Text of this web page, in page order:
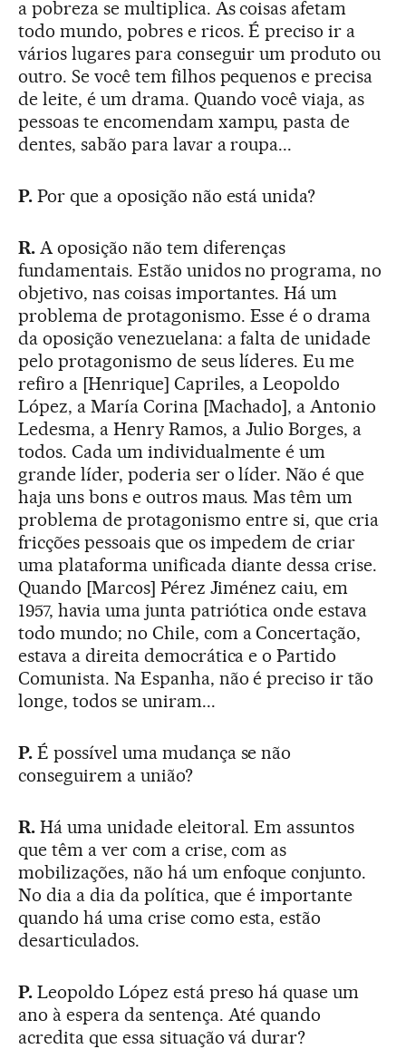
a pobreza se multiplica. As coisas afetam
todo mundo, pobres e ricos. É preciso ir a
vários lugares para conseguir um produto ou
outro. Se você tem filhos pequenos e precisa
de leite, é um drama. Quando você viaja, as
pessoas te encomendam xampu, pasta de
dentes, sabão para lavar a roupa...
P.Por que a oposição não está unida?
R.A oposição não tem diferenças
fundamentais. Estão unidos no programa, no
objetivo, nas coisas importantes. Há um
problema de protagonismo. Esse é o drama
da oposição venezuelana: a falta de unidade
pelo protagonismo de seus líderes. Eu me
refiro a [Henrique] Capriles, a Leopoldo
López, a María Corina [Machado], a Antonio
Ledesma, a Henry Ramos, a Julio Borges, a
todos. Cada um individualmente é um
grande líder, poderia ser o líder. Não é que
haja uns bons e outros maus. Mas têm um
problema de protagonismo entre si, que cria
fricções pessoais que os impedem de criar
uma plataforma unificada diante dessa crise.
Quando [Marcos] Pérez Jiménez caiu, em
1957, havia uma junta patriótica onde estava
todo mundo; no Chile, com a Concertação,
estava a direita democrática e o Partido
Comunista. Na Espanha, não é preciso ir tão
longe, todos se uniram...
P.É possível uma mudança se não
conseguirem a união?
R.Há uma unidade eleitoral. Em assuntos
que têm a ver com a crise, com as
mobilizações, não há um enfoque conjunto.
No dia a dia da política, que é importante
quando há uma crise como esta, estão
desarticulados.
P.Leopoldo López está preso há quase um
ano à espera da sentença. Até quando
acredita que essa situação vá durar?